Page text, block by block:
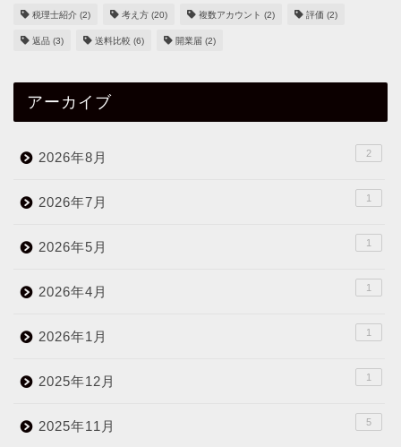
税理士紹介 (2) 考え方 (20) 複数アカウント (2) 評価 (2)
返品 (3) 送料比較 (6) 開業届 (2)
アーカイブ
2026年8月 2
2026年7月 1
2026年5月 1
2026年4月 1
2026年1月 1
2025年12月 1
2025年11月 5